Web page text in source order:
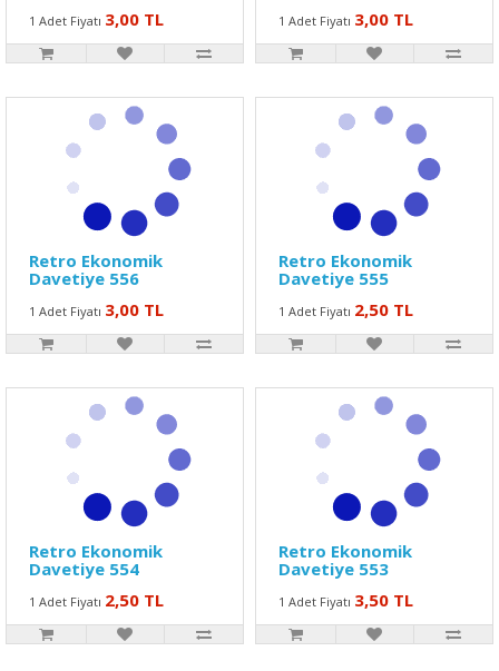
1 Adet Fiyatı 3,00 TL 1 Adet Fiyatı 3,00 TL
Retro Ekonomik
Davetiye 556
1 Adet Fiyatı 3,00 TL
Retro Ekonomik
Davetiye 555
1 Adet Fiyatı 2,50 TL
Retro Ekonomik
Davetiye 554
1 Adet Fiyatı 2,50 TL
Retro Ekonomik
Davetiye 553
1 Adet Fiyatı 3,50 TL